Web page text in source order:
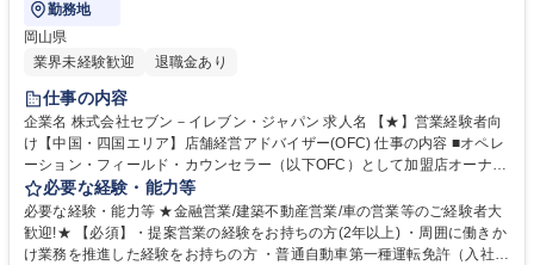
勤務地
岡山県
業界未経験歓迎
退職金あり
仕事の内容
企業名 株式会社セブン－イレブン・ジャパン 求人名 【★】営業経験者向
け【中国・四国エリア】店舗経営アドバイザー(OFC) 仕事の内容 ■オペレ
ーション・フィールド・カウンセラー（以下OFC）として加盟店オーナー
様が経営するコンビニエンスストア7～8店舗に対して、経営全般のカウン
セリング業務を担当いただきます。 【仕事例】商圏分析、競合調査、売上
や販売数等データ分析、売場確認、発注や売場作りアドバイス、個店行為
計画の作成、従業員教育サポートetc. ★なお、隔週で全国約3,000名のOF
必要な経験・能力等
必要な経験・能力等 ★金融営業/建築不動産営業/車の営業等のご経験者大
歓迎!★ 【必須】・提案営業の経験をお持ちの方(2年以上) ・周囲に働きか
け業務を推進した経験をお持ちの方 ・普通自動車第一種運転免許（入社ま